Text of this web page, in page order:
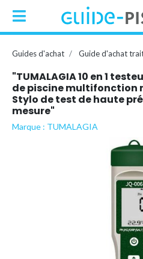
Guides d'achat Guide d'achat
"TUMALAGIA 10 en 1
de piscine multifonction
Stylo de test de haute
mesure"
Marque : TUMALAGIA